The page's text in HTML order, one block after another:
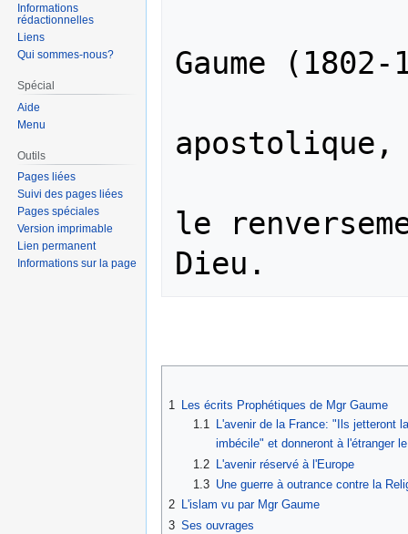
Gaume
apostolique,
le
1 Les écrits Prophétiques de Mgr Gaume
1.1
L'avenir de la France: "Ils jetteront
imbécile" et donneront à l'étranger
1.2
L'avenir réservé à l'Europe
1.3 Une guerre à outrance contre la
2 L'islam vu par Mgr Gaume
3 Ses ouvrages
Informations
rédactionnelles
Liens
Qui sommes-nous?
Spécial
Aide
Menu
Outils
Pages liées
Suivi des pages liées
Pages spéciales
Version imprimable
Lien permanent
Informations sur la page